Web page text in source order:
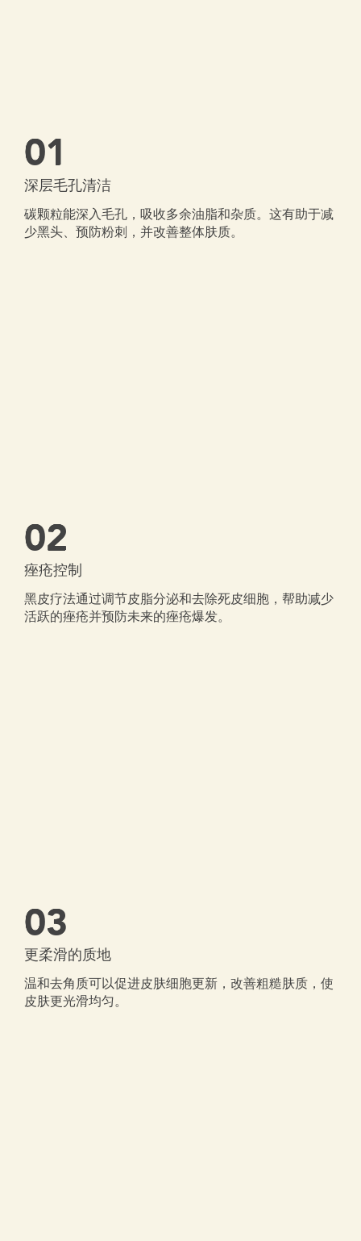
03
更柔滑的质地
温和去角质可以促进皮肤细胞更新，改善粗糙肤质，使
皮肤更光滑均匀。
02
痤疮控制
黑皮疗法通过调节皮脂分泌和去除死皮细胞，帮助减少
活跃的痤疮并预防未来的痤疮爆发。
01
深层毛孔清洁
碳颗粒能深入毛孔，吸收多余油脂和杂质。这有助于减
少黑头、预防粉刺，并改善整体肤质。